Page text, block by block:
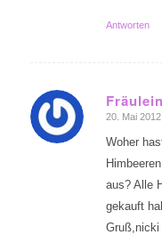
Antworten
sagte:
20. Mai
Woher
aus? Alle
gekauft
Gruß,nicki